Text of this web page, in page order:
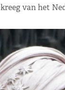
van het